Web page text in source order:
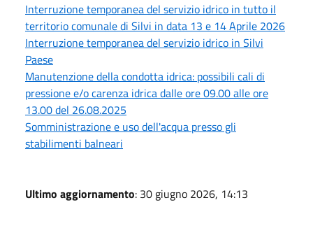
Interruzione temporanea del servizio idrico in tutto il
territorio comunale di Silvi in data 13 e 14 Aprile 2026
Interruzione temporanea del servizio idrico in Silvi
Paese
Manutenzione della condotta idrica: possibili cali di
pressione e/o carenza idrica dalle ore 09.00 alle ore
13.00 del 26.08.2025
Somministrazione e uso dell'acqua presso gli
stabilimenti balneari
Ultimo aggiornamento: 30 giugno 2026, 14:13